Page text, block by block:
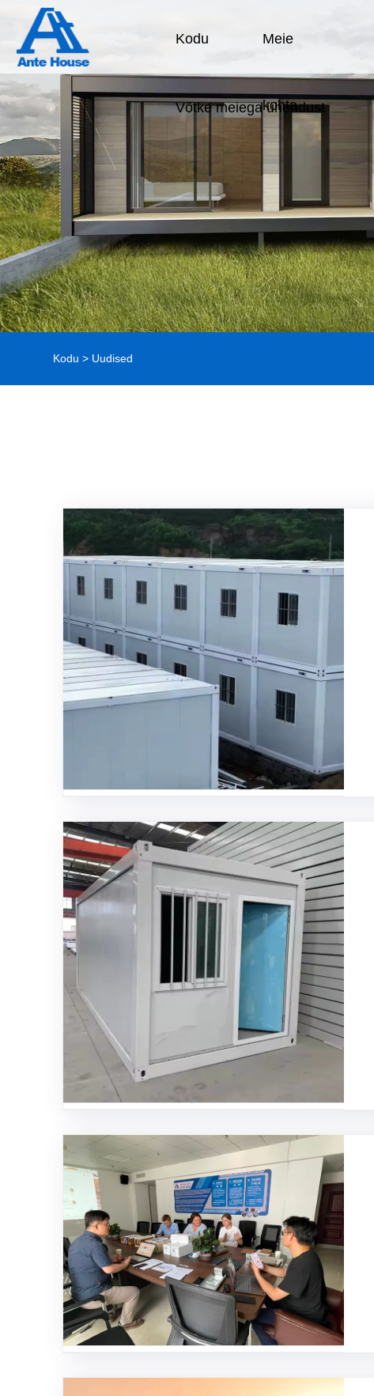
Kodu Meie
kohta
Võtke meiega ühendust
Kodu > Uudised